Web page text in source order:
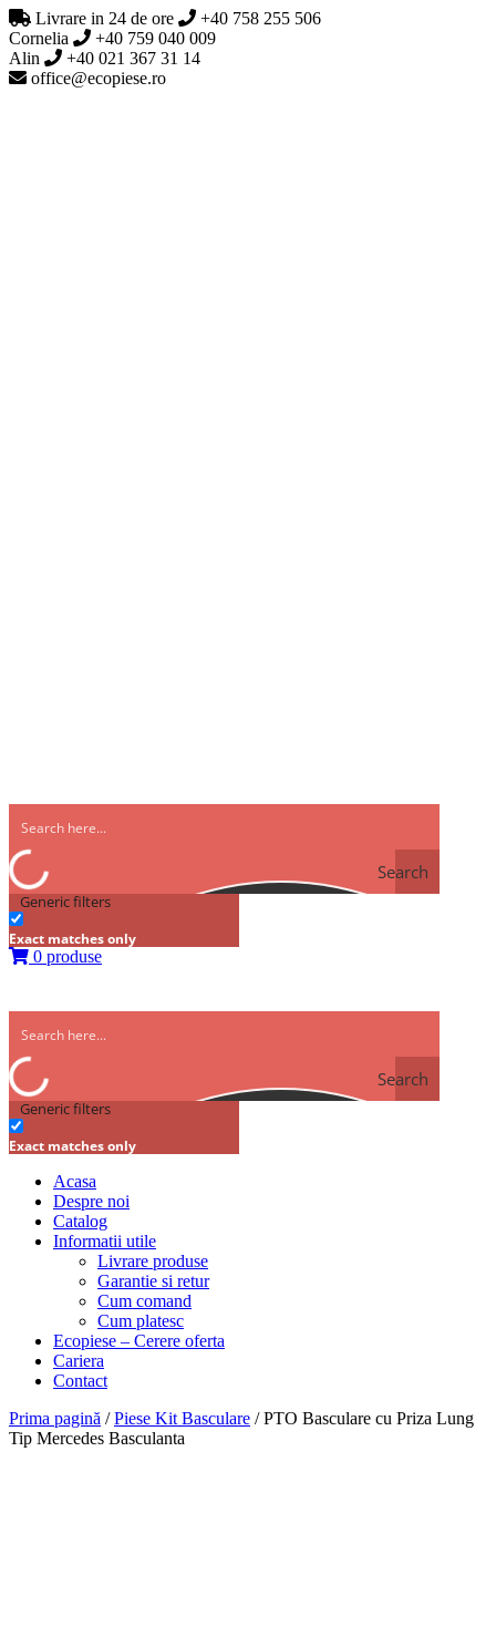
Livrare in 24 de ore
+40 758 255 506
Cornelia
+40 759 040 009
Alin
+40 021 367 31 14
office@ecopiese.ro
Search
Generic filters
Exact matches only
0 produse
Search
Generic filters
Exact matches only
Acasa
Despre noi
Catalog
Informatii utile
Livrare produse
Garantie si retur
Cum comand
Cum platesc
Ecopiese – Cerere oferta
Cariera
Contact
Prima pagină /Piese Kit Basculare / PTO Basculare cu Priza Lung
Tip Mercedes Basculanta